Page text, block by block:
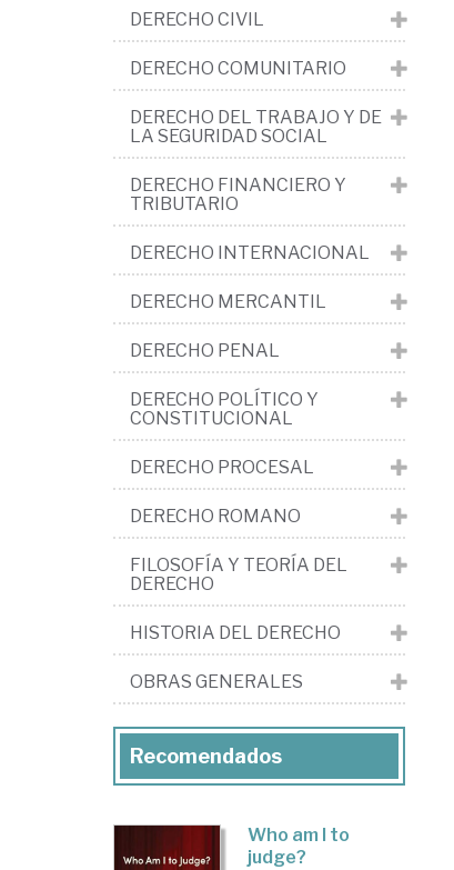
DERECHO CIVIL
DERECHO COMUNITARIO
DERECHO DEL TRABAJO Y DE
LA SEGURIDAD SOCIAL
DERECHO FINANCIERO Y
TRIBUTARIO
DERECHO INTERNACIONAL
DERECHO MERCANTIL
DERECHO PENAL
DERECHO POLÍTICO Y
CONSTITUCIONAL
DERECHO PROCESAL
DERECHO ROMANO
FILOSOFÍA Y TEORÍA DEL
DERECHO
HISTORIA DEL DERECHO
OBRAS GENERALES
Recomendados
Who am I to
judge?